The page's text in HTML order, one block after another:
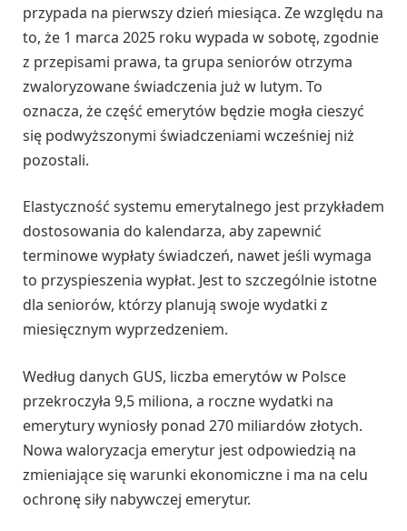
przypada na pierwszy dzień miesiąca. Ze względu na
to, że 1 marca 2025 roku wypada w sobotę, zgodnie
z przepisami prawa, ta grupa seniorów otrzyma
zwaloryzowane świadczenia już w lutym. To
oznacza, że część emerytów będzie mogła cieszyć
się podwyższonymi świadczeniami wcześniej niż
pozostali.
Elastyczność systemu emerytalnego jest przykładem
dostosowania do kalendarza, aby zapewnić
terminowe wypłaty świadczeń, nawet jeśli wymaga
to przyspieszenia wypłat. Jest to szczególnie istotne
dla seniorów, którzy planują swoje wydatki z
miesięcznym wyprzedzeniem.
Według danych GUS, liczba emerytów w Polsce
przekroczyła 9,5 miliona, a roczne wydatki na
emerytury wyniosły ponad 270 miliardów złotych.
Nowa waloryzacja emerytur jest odpowiedzią na
zmieniające się warunki ekonomiczne i ma na celu
ochronę siły nabywczej emerytur.